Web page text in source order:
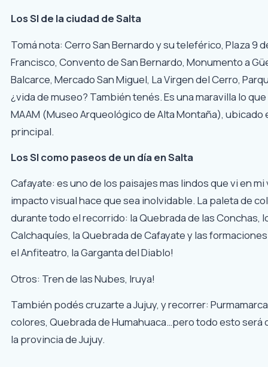
Los SI de la ciudad de Salta
Tomá nota: Cerro San Bernardo y su teleférico, Plaza 9
Francisco, Convento de San Bernardo, Monumento a
Balcarce, Mercado San Miguel, La Virgen del Cerro,
¿vida de museo? También tenés. Es una maravilla lo
MAAM (Museo Arqueológico de Alta Montaña), ubicado
principal.
Los SI como paseos de un día en Salta
Cafayate: es uno de los paisajes mas lindos que vi en mi
impacto visual hace que sea inolvidable. La paleta de
durante todo el recorrido: la Quebrada de las Conchas,
Calchaquíes, la Quebrada de Cafayate y las
el Anfiteatro, la Garganta del Diablo!
Otros: Tren de las Nubes, Iruya!
También podés cruzarte a Jujuy, y recorrer:
colores, Quebrada de Humahuaca…pero todo esto será
la provincia de Jujuy.